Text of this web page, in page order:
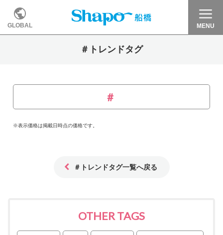
GLOBAL MENU
＃トレンドタグ
※表示価格は掲載日時点の価格です。
＃トレンドタグ一覧へ戻る
OTHER TAGS